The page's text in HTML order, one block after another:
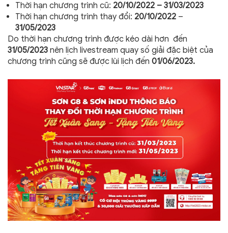
Thời hạn chương trình cũ: 20/10/2022 – 31/03/2023
Thời hạn chương trình thay đổi: 20/10/2022 –
31/05/2023
Do thời hạn chương trình được kéo dài hơn đến
31/05/2023 nên lịch livestream quay số giải đặc biệt của
chương trình cũng sẽ được lùi lịch đến 01/06/2023.